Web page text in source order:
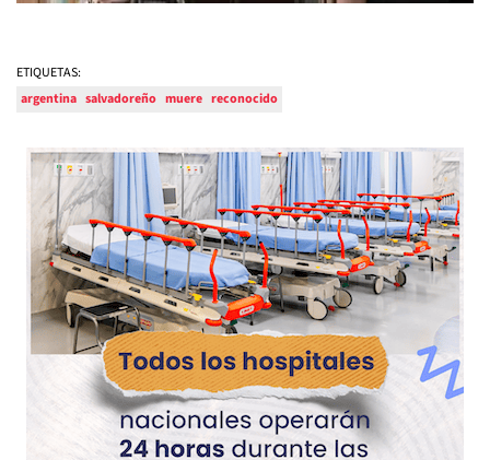
ETIQUETAS:
argentina salvadoreño muere reconocido